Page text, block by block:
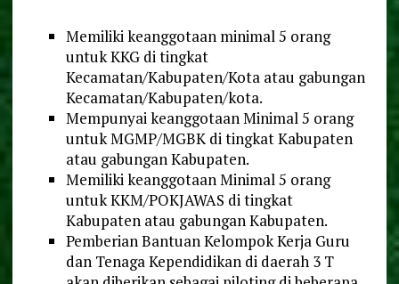
Memiliki keanggotaan minimal 5 orang
untuk KKG di tingkat
Kecamatan/Kabupaten/Kota atau gabungan
Kecamatan/Kabupaten/kota.
Mempunyai keanggotaan Minimal 5 orang
untuk MGMP/MGBK di tingkat Kabupaten
atau gabungan Kabupaten.
Memiliki keanggotaan Minimal 5 orang
untuk KKM/POKJAWAS di tingkat
Kabupaten atau gabungan Kabupaten.
Pemberian Bantuan Kelompok Kerja Guru
dan Tenaga Kependidikan di daerah 3 T